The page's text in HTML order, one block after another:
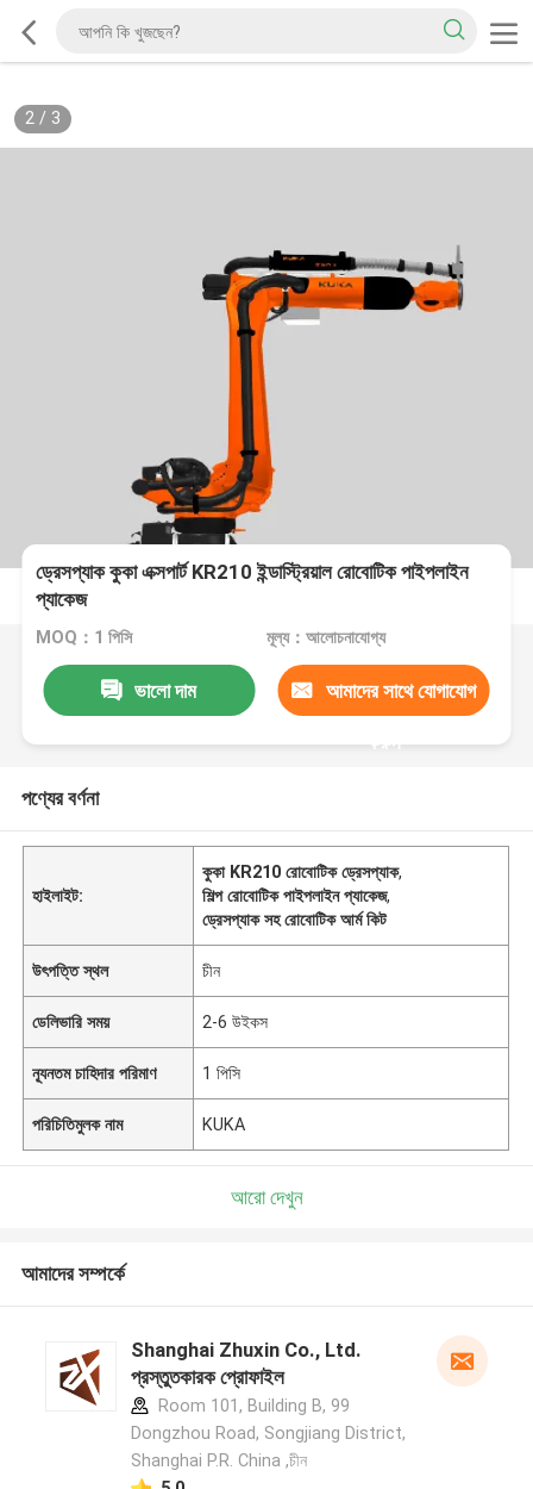
2/ 3
ড্রেসপ্যাক কুকা এক্সপার্ট KR210 ইন্ডাস্ট্রিয়াল রোবোটিক পাইপলাইন
প্যাকেজ
MOQ：1 পিসি মূল্য：আলোচনাযোগ্য
ভালো দাম আমাদের সাথে যোগাযোগ
করুন
পণ্যের বর্ণনা
হাইলাইট:
কুকা KR210 রোবোটিক ড্রেসপ্যাক,
শিল্প রোবোটিক পাইপলাইন প্যাকেজ,
ড্রেসপ্যাক সহ রোবোটিক আর্ম কিট
উৎপত্তি স্থল চীন
ডেলিভারি সময় 2-6 উইকস
ন্যূনতম চাহিদার পরিমাণ 1 পিসি
পরিচিতিমুলক নাম KUKA
আরো দেখুন
আমাদের সম্পর্কে
Shanghai Zhuxin Co., Ltd.
প্রস্তুতকারক প্রোফাইল
Room 101, Building B, 99
Dongzhou Road, Songjiang District,
Shanghai P.R. China ,চীন